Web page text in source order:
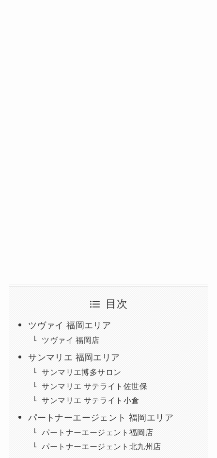
目次
ツヴァイ 福岡エリア
ツヴァイ 福岡店
サンマリエ 福岡エリア
サンマリエ博多サロン
サンマリエ サテライト佐世保
サンマリエ サテライト小倉
パートナーエージェント 福岡エリア
パートナーエージェント福岡店
パートナーエージェント北九州店